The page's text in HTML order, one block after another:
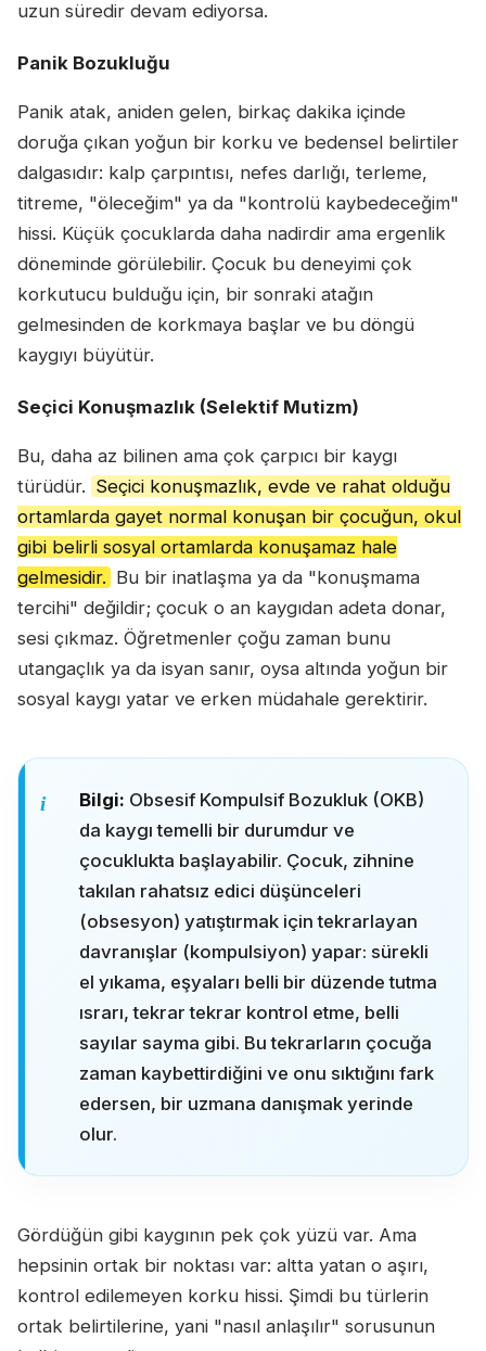
uzun süredir devam ediyorsa.
Panik Bozukluğu
Panik atak, aniden gelen, birkaç dakika içinde
doruğa çıkan yoğun bir korku ve bedensel belirtiler
dalgasıdır: kalp çarpıntısı, nefes darlığı, terleme,
titreme, "öleceğim" ya da "kontrolü kaybedeceğim"
hissi. Küçük çocuklarda daha nadirdir ama ergenlik
döneminde görülebilir. Çocuk bu deneyimi çok
korkutucu bulduğu için, bir sonraki atağın
gelmesinden de korkmaya başlar ve bu döngü
kaygıyı büyütür.
Seçici Konuşmazlık (Selektif Mutizm)
Bu, daha az bilinen ama çok çarpıcı bir kaygı
türüdür. Seçici konuşmazlık, evde ve rahat olduğu
ortamlarda gayet normal konuşan bir çocuğun, okul
gibi belirli sosyal ortamlarda konuşamaz hale
gelmesidir. Bu bir inatlaşma ya da "konuşmama
tercihi" değildir; çocuk o an kaygıdan adeta donar,
sesi çıkmaz. Öğretmenler çoğu zaman bunu
utangaçlık ya da isyan sanır, oysa altında yoğun bir
sosyal kaygı yatar ve erken müdahale gerektirir.
Bilgi: Obsesif Kompulsif Bozukluk (OKB)
da kaygı temelli bir durumdur ve
çocuklukta başlayabilir. Çocuk, zihnine
takılan rahatsız edici düşünceleri
(obsesyon) yatıştırmak için tekrarlayan
davranışlar (kompulsiyon) yapar: sürekli
el yıkama, eşyaları belli bir düzende tutma
ısrarı, tekrar tekrar kontrol etme, belli
sayılar sayma gibi. Bu tekrarların çocuğa
zaman kaybettirdiğini ve onu sıktığını fark
edersen, bir uzmana danışmak yerinde
olur.
Gördüğün gibi kaygının pek çok yüzü var. Ama
hepsinin ortak bir noktası var: altta yatan o aşırı,
kontrol edilemeyen korku hissi. Şimdi bu türlerin
ortak belirtilerine, yani "nasıl anlaşılır" sorusunun